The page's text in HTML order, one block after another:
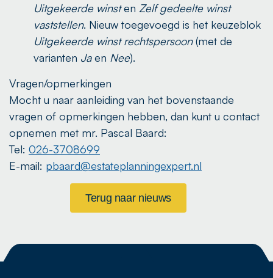
Uitgekeerde winsten Zelf gedeelte winst
vaststellen. Nieuw toegevoegd is het keuzeblok
Uitgekeerde winst rechtspersoon(met de
varianten Jaen Nee).
Vragen/opmerkingen
Mocht u naar aanleiding van het bovenstaande
vragen of opmerkingen hebben, dan kunt u contact
opnemen met mr. Pascal Baard:
Tel: 026-3708699
E-mail: pbaard@estateplanningexpert.nl
Terug naar nieuws